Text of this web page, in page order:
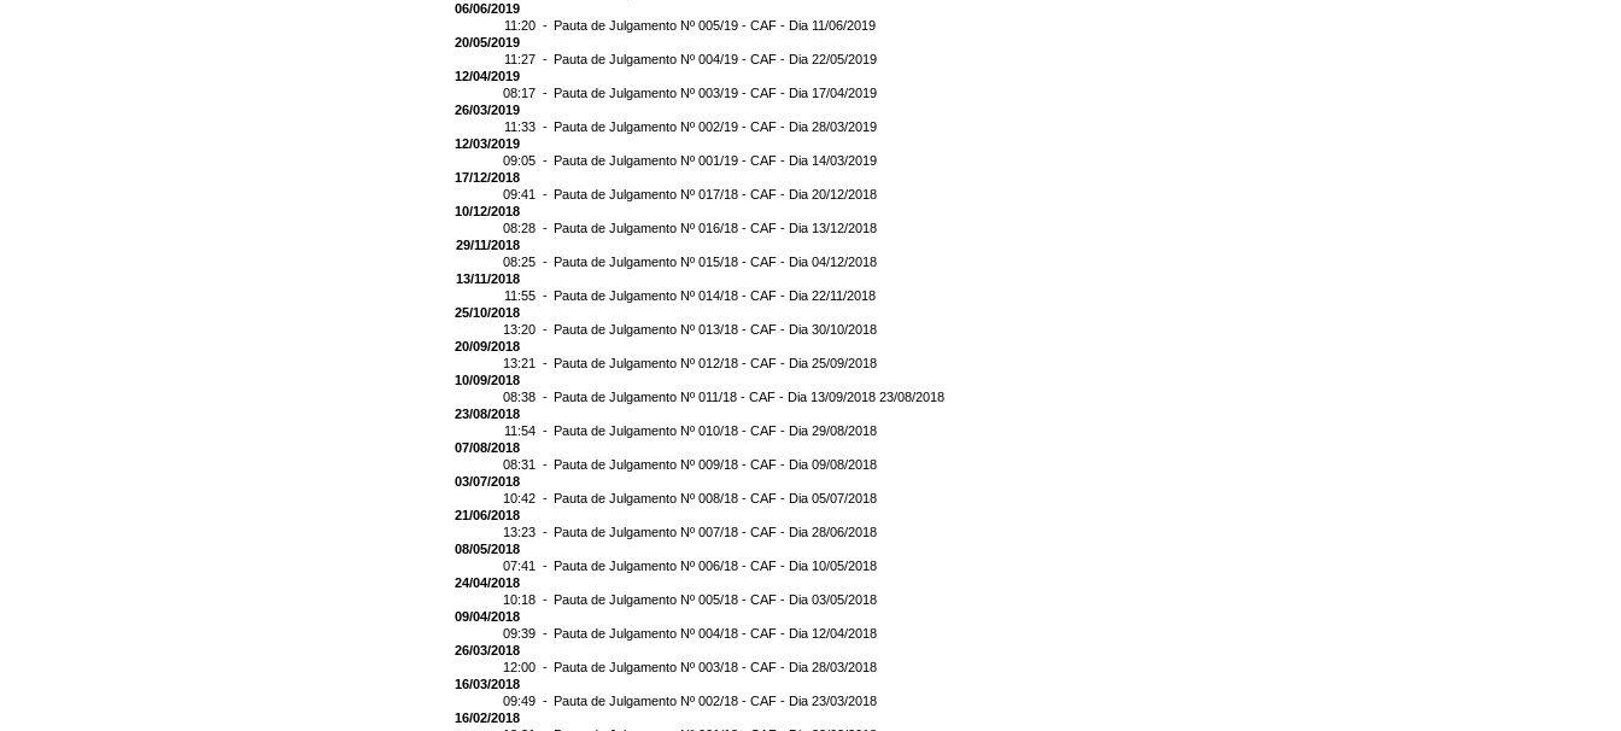
06/06/2019
11:20 - Pauta de Julgamento Nº 005/19 - CAF - Dia 11/06/2019
20/05/2019
11:27 - Pauta de Julgamento Nº 004/19 - CAF - Dia 22/05/2019
12/04/2019
08:17 - Pauta de Julgamento Nº 003/19 - CAF - Dia 17/04/2019
26/03/2019
11:33 - Pauta de Julgamento Nº 002/19 - CAF - Dia 28/03/2019
12/03/2019
09:05 - Pauta de Julgamento Nº 001/19 - CAF - Dia 14/03/2019
17/12/2018
09:41 - Pauta de Julgamento Nº 017/18 - CAF - Dia 20/12/2018
10/12/2018
08:28 - Pauta de Julgamento Nº 016/18 - CAF - Dia 13/12/2018
29/11/2018
08:25 - Pauta de Julgamento Nº 015/18 - CAF - Dia 04/12/2018
13/11/2018
11:55 - Pauta de Julgamento Nº 014/18 - CAF - Dia 22/11/2018
25/10/2018
13:20 - Pauta de Julgamento Nº 013/18 - CAF - Dia 30/10/2018
20/09/2018
13:21 - Pauta de Julgamento Nº 012/18 - CAF - Dia 25/09/2018
10/09/2018
08:38 - Pauta de Julgamento Nº 011/18 - CAF - Dia 13/09/2018 23/08/2018
23/08/2018
11:54 - Pauta de Julgamento Nº 010/18 - CAF - Dia 29/08/2018
07/08/2018
08:31 - Pauta de Julgamento Nº 009/18 - CAF - Dia 09/08/2018
03/07/2018
10:42 - Pauta de Julgamento Nº 008/18 - CAF - Dia 05/07/2018
21/06/2018
13:23 - Pauta de Julgamento Nº 007/18 - CAF - Dia 28/06/2018
08/05/2018
07:41 - Pauta de Julgamento Nº 006/18 - CAF - Dia 10/05/2018
24/04/2018
10:18 - Pauta de Julgamento Nº 005/18 - CAF - Dia 03/05/2018
09/04/2018
09:39 - Pauta de Julgamento Nº 004/18 - CAF - Dia 12/04/2018
26/03/2018
12:00 - Pauta de Julgamento Nº 003/18 - CAF - Dia 28/03/2018
16/03/2018
09:49 - Pauta de Julgamento Nº 002/18 - CAF - Dia 23/03/2018
16/02/2018